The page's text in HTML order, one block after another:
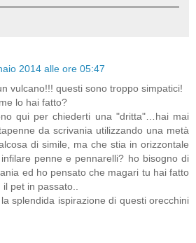
2014 alle ore 05:47
vulcano!!! questi sono troppo simpatici!
lo hai fatto?
qui per chiederti una "dritta"…hai mai
da scrivania utilizzando una metà
di simile, ma che stia in orizzontale
penne e pennarelli? ho bisogno di
ed ho pensato che magari tu hai fatto
pet in passato..
splendida ispirazione di questi orecchini